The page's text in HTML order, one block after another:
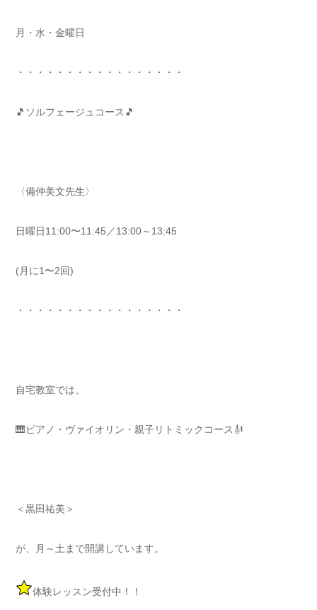
月・水・金曜日
・・・・・・・・・・・・・・・・・
🎵ソルフェージュコース🎵
〈備仲美文先生〉
日曜日11:00〜11:45／13:00～13:45
(月に1〜2回)
・・・・・・・・・・・・・・・・・
自宅教室では、
🎹ピアノ・ヴァイオリン・親子リトミックコース🎻
＜黒田祐美＞
が、月～土まで開講しています。
体験レッスン受付中！！